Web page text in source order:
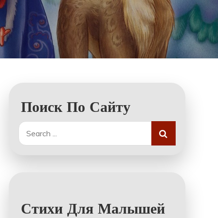
Поиск По Сайту
Search
for:
Стихи Для Малышей